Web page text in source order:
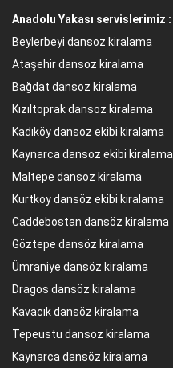
Anadolu Yakası servislerimiz :
Beylerbeyi dansoz kiralama
Ataşehir dansoz kiralama
Bağdat dansoz kiralama
Kızıltoprak dansoz kiralama
Kadıköy dansoz ekibi kiralama
Kaynarca dansoz ekibi kiralama
Maltepe dansoz kiralama
Kurtkoy dansöz ekibi kiralama
Caddebostan dansöz kiralama
Göztepe dansöz kiralama
Ümraniye dansöz kiralama
Dragos dansöz kiralama
Kavacık dansöz kiralama
Tepeustu dansoz kiralama
Kaynarca dansöz kiralama